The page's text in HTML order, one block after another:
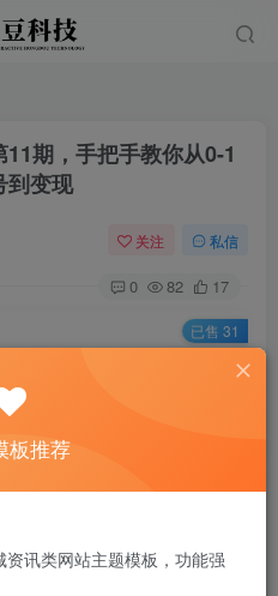
期，手把手教你从0-1
到变现
关注 私信
0 82 17
建议登陆后购买，可保存购买订单
已售 31
板推荐
讯类网站主题模板，功能强